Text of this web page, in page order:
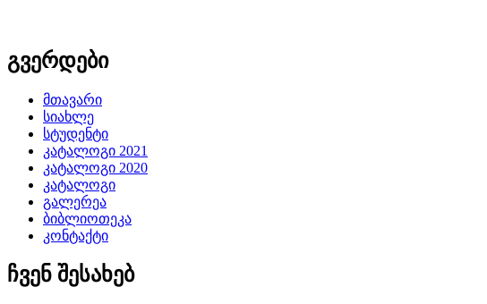
გვერდები
მთავარი
სიახლე
სტუდენტი
კატალოგი 2021
კატალოგი 2020
კატალოგი
გალერეა
ბიბლიოთეკა
კონტაქტი
ჩვენ შესახებ